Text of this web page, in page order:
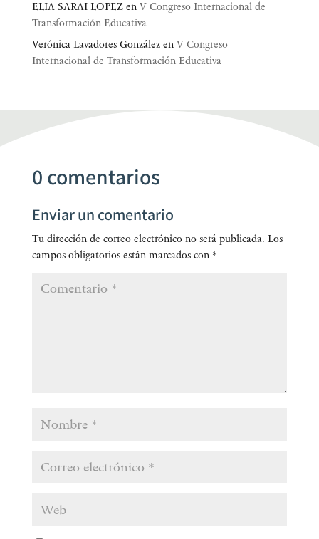
ELIA SARAI LOPEZen V Congreso Internacional de
Transformación Educativa
Verónica Lavadores Gonzálezen V Congreso
Internacional de Transformación Educativa
0 comentarios
Enviar un comentario
Tu dirección de correo electrónico no será publicada. Los
campos obligatorios están marcados con *